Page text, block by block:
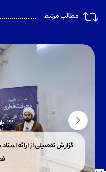
مطالب مرتبط
22 آبان 1403
گزارش تفصیلی از ارائه